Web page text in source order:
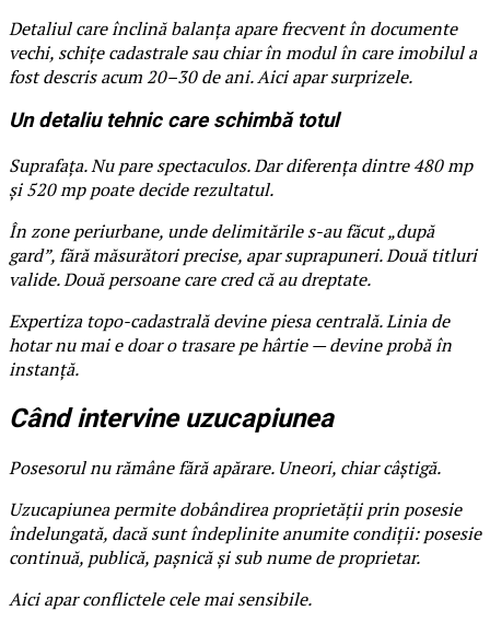
Detaliul care înclină balanța apare frecvent în documente
vechi, schițe cadastrale sau chiar în modul în care imobilul a
fost descris acum 20–30 de ani. Aici apar surprizele.
Un detaliu tehnic care schimbă totul
Suprafața. Nu pare spectaculos. Dar diferența dintre 480 mp
și 520 mp poate decide rezultatul.
În zone periurbane, unde delimitările s-au făcut „după
gard”, fără măsurători precise, apar suprapuneri. Două titluri
valide. Două persoane care cred că au dreptate.
Expertiza topo-cadastrală devine piesa centrală. Linia de
hotar nu mai e doar o trasare pe hârtie — devine probă în
instanță.
Când intervine uzucapiunea
Posesorul nu rămâne fără apărare. Uneori, chiar câștigă.
Uzucapiunea permite dobândirea proprietății prin posesie
îndelungată, dacă sunt îndeplinite anumite condiții: posesie
continuă, publică, pașnică și sub nume de proprietar.
Aici apar conflictele cele mai sensibile.